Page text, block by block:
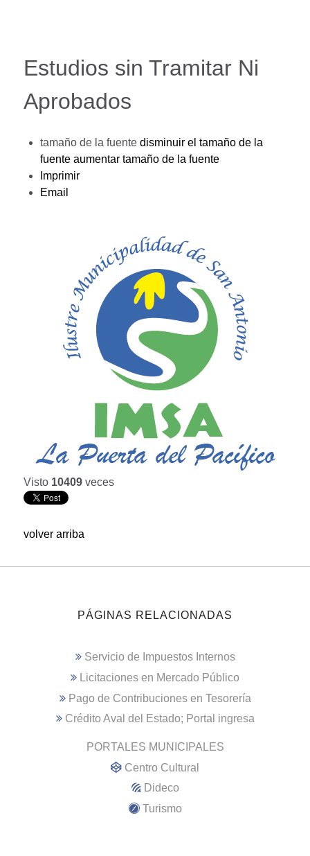
Estudios sin Tramitar Ni
Aprobados
tamaño de la fuente disminuir el tamaño de la
fuente aumentar tamaño de la fuente
Imprimir
Email
Visto 10409 veces
volver arriba
PÁGINAS RELACIONADAS
Servicio de Impuestos Internos
Licitaciones en Mercado Público
Pago de Contribuciones en Tesorería
Crédito Aval del Estado; Portal ingresa
PORTALES MUNICIPALES
Centro Cultural
Dideco
Turismo